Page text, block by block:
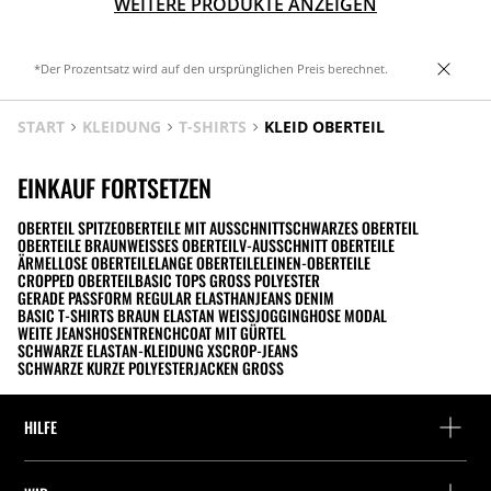
*Der Prozentsatz wird auf den ursprünglichen Preis berechnet.
START KLEIDUNG T-SHIRTS KLEID OBERTEIL
EINKAUF FORTSETZEN
OBERTEIL SPITZEOBERTEILE MIT AUSSCHNITTSCHWARZES OBERTEIL
OBERTEILE BRAUNWEISSES OBERTEIL V-AUSSCHNITT OBERTEILE
ÄRMELLOSE OBERTEILELANGE OBERTEILELEINEN-OBERTEILE
CROPPED OBERTEILBASIC TOPS GROSS POLYESTER
GERADE PASSFORM REGULAR ELASTHANJEANS DENIM
BASIC T-SHIRTS BRAUN ELASTAN WEISS JOGGINGHOSE MODAL
WEITE JEANSHOSENTRENCHCOAT MIT GÜRTEL
SCHWARZE ELASTAN-KLEIDUNG XSCROP-JEANS
SCHWARZE KURZE POLYESTERJACKEN GROSS
HILFE